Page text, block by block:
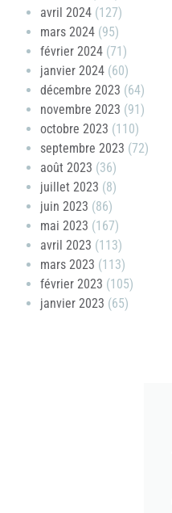
avril 2024 (127)
mars 2024 (95)
février 2024 (71)
janvier 2024 (60)
décembre 2023 (64)
novembre 2023 (91)
octobre 2023 (110)
septembre 2023 (72)
août 2023 (36)
juillet 2023 (8)
juin 2023 (86)
mai 2023 (167)
avril 2023 (113)
mars 2023 (113)
février 2023 (105)
janvier 2023 (65)